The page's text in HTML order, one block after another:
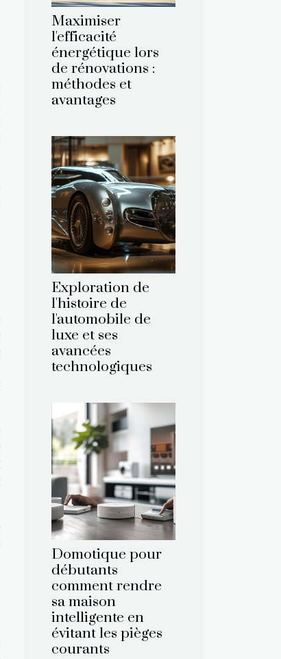
Maximiser
l'efficacité
énergétique lors
de rénovations :
méthodes et
avantages
Exploration de
l'histoire de
l'automobile de
luxe et ses
avancées
technologiques
Domotique pour
débutants
comment rendre
sa maison
intelligente en
évitant les pièges
courants